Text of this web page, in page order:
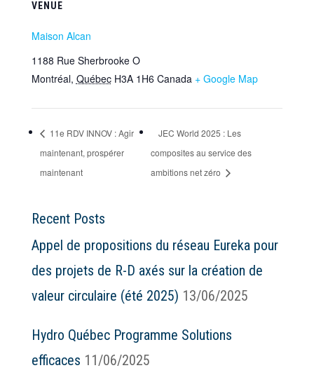
VENUE
Maison Alcan
1188 Rue Sherbrooke O
Montréal, Québec H3A 1H6 Canada + Google Map
11e RDV INNOV : Agir
maintenant, prospérer
maintenant
JEC World 2025 : Les
composites au service des
ambitions net zéro
Recent Posts
Appel de propositions du réseau Eureka pour
des projets de R-D axés sur la création de
valeur circulaire (été 2025) 13/06/2025
Hydro Québec Programme Solutions
efficaces 11/06/2025